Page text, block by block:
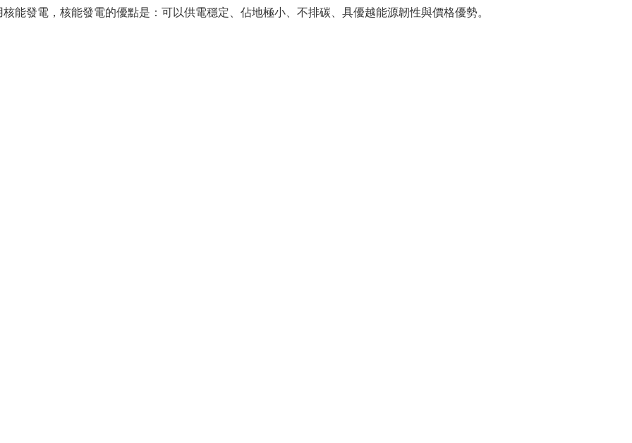
能發電，核能發電的優點是：可以供電穩定、佔地極小、不排碳、具優越能源韌性與價格優勢。